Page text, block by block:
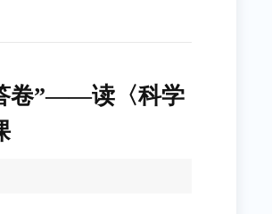
卷”——读〈科学